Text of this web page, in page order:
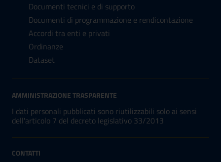
Documenti tecnici e di supporto
Documenti di programmazione e rendicontazione
Accordi tra enti e privati
Ordinanze
Dataset
AMMINISTRAZIONE TRASPARENTE
I dati personali pubblicati sono riutilizzabili solo ai sensi
dell'articolo 7 del decreto legislativo 33/2013
CONTATTI